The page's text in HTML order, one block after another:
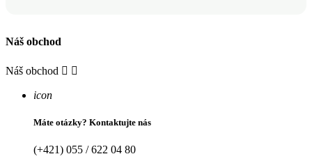
Náš obchod
Náš obchod  
icon
Máte otázky? Kontaktujte nás
(+421) 055 / 622 04 80